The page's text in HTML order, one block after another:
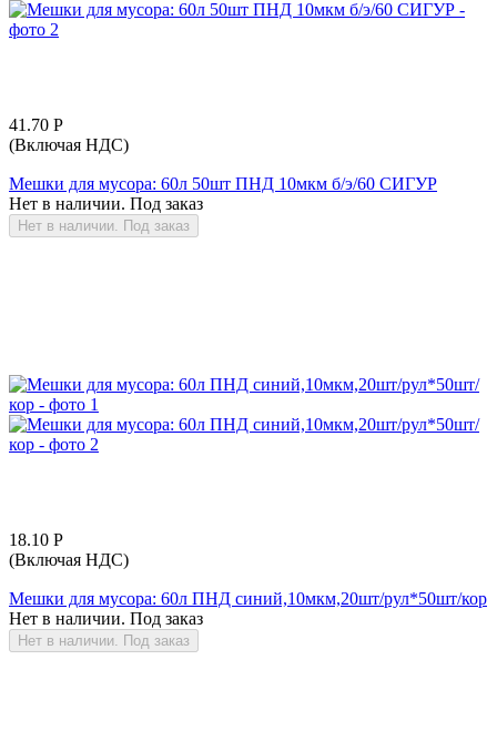
41.70 Р
(Включая НДС)
Мешки для мусора: 60л 50шт ПНД 10мкм б/э/60 СИГУР
Нет в наличии. Под заказ
Нет в наличии. Под заказ
18.10 Р
(Включая НДС)
Мешки для мусора: 60л ПНД синий,10мкм,20шт/рул*50шт/кор
Нет в наличии. Под заказ
Нет в наличии. Под заказ